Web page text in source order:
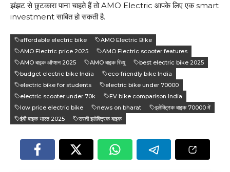
झंझट से छुटकारा पाना चाहते हैं तो AMO Electric आपके लिए एक smart
investment साबित हो सकती है.
affordable electric bike
AMO Electric Bike
AMO Electric price 2025
AMO Electric scooter features
AMO बाइक ऑप्शन 2025
AMO बाइक रिव्यू
best electric bike 2025
budget electric bike India
eco-friendly bike India
electric bike for students
electric bike under 70000
electric scooter under 70k
EV bike comparison India
low price electric bike
news on bharat
इलेक्ट्रिक बाइक 70000 में
ईवी बाइक भारत 2025
सस्ती इलेक्ट्रिक बाइक